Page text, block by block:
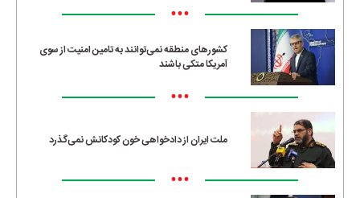
•••
کشورهای منطقه نمی‌توانند به تامین امنیت از سوی
آمریکا متکی باشند
•••
ملت ایران از دادخواهی خون کودکانش نمی‌گذرد
•••